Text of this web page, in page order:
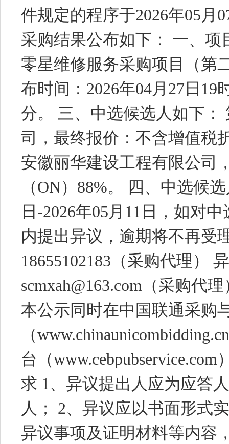
件规定的程序于2026年05月
采购结果公布如下： 一、项
零星维修服务采购项目（第
布时间：2026年04月27日19
分。 三、中选候选人如下
司，最终报价：不含增值税
安徽丽华建设工程有限公司
（ON）88%。 四、中选候
日-2026年05月11日，如对
内提出异议，逾期将不再受
18655102183（采购代理）
scmxah@163.com（采购代
本公示同时在中国联通采购
（
台（
求 1、异议提出人应为应答
人； 2、异议应以书面形式
异议事项及证明材料等内容